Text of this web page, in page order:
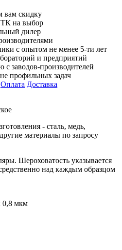
вам скидку
ТК на выбор
дилер
с опытом не менее 5-ти лет
и предприятий
с заводов-производителей
профильных задач
Оплата Доставка
- сталь, медь,
материалы по запросу
Шероховатость указывается
над каждым образцом
0,8 мкм